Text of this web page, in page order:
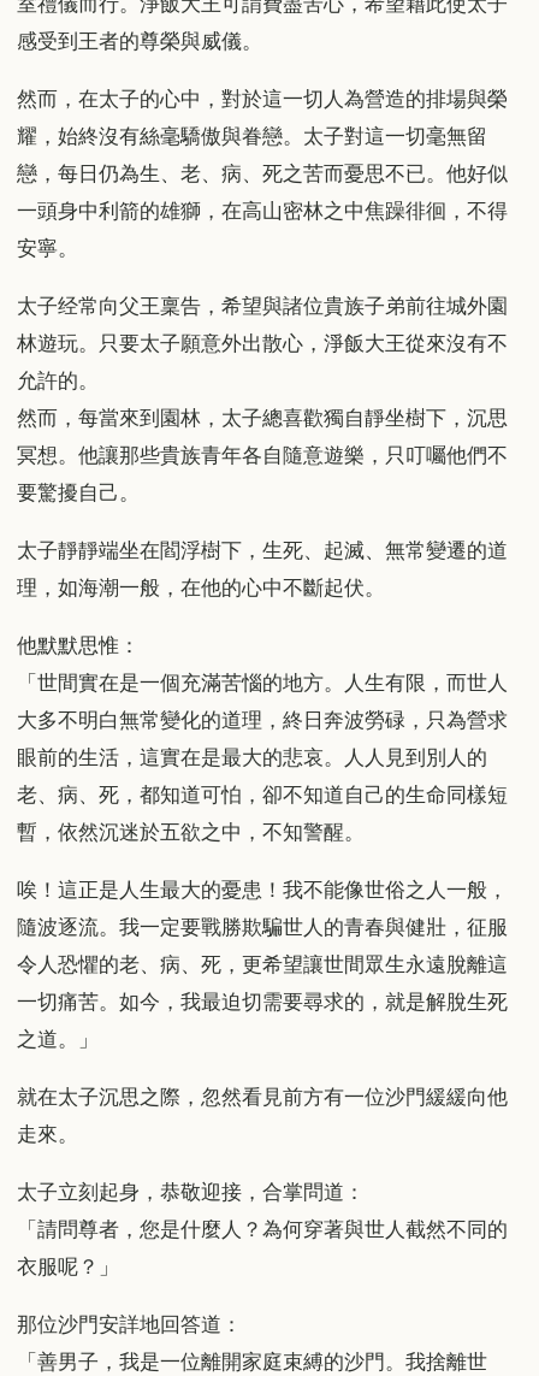
感受到王者的尊榮與威儀。
然而，在太子的心中，對於這一切人為營造的排場與榮
耀，始終沒有絲毫驕傲與眷戀。太子對這一切毫無留
戀，每日仍為生、老、病、死之苦而憂思不已。他好似
一頭身中利箭的雄獅，在高山密林之中焦躁徘徊，不得
安寧。
太子经常向父王稟告，希望與諸位貴族子弟前往城外園
林遊玩。只要太子願意外出散心，淨飯大王從來沒有不
允許的。
然而，每當來到園林，太子總喜歡獨自靜坐樹下，沉思
冥想。他讓那些貴族青年各自隨意遊樂，只叮囑他們不
要驚擾自己。
太子靜靜端坐在閻浮樹下，生死、起滅、無常變遷的道
理，如海潮一般，在他的心中不斷起伏。
他默默思惟：
「世間實在是一個充滿苦惱的地方。人生有限，而世人
大多不明白無常變化的道理，終日奔波勞碌，只為營求
眼前的生活，這實在是最大的悲哀。人人見到別人的
老、病、死，都知道可怕，卻不知道自己的生命同樣短
暫，依然沉迷於五欲之中，不知警醒。
唉！這正是人生最大的憂患！我不能像世俗之人一般，
隨波逐流。我一定要戰勝欺騙世人的青春與健壯，征服
令人恐懼的老、病、死，更希望讓世間眾生永遠脫離這
一切痛苦。如今，我最迫切需要尋求的，就是解脫生死
之道。」
就在太子沉思之際，忽然看見前方有一位沙門緩緩向他
走來。
太子立刻起身，恭敬迎接，合掌問道：
「請問尊者，您是什麼人？為何穿著與世人截然不同的
衣服呢？」
那位沙門安詳地回答道：
「善男子，我是一位離開家庭束縛的沙門。我捨離世